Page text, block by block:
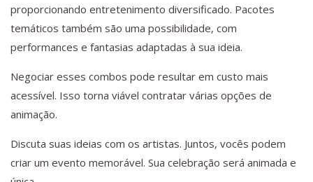
proporcionando entretenimento diversificado. Pacotes
temáticos também são uma possibilidade, com
performances e fantasias adaptadas à sua ideia.
Negociar esses combos pode resultar em custo mais
acessível. Isso torna viável contratar várias opções de
animação.
Discuta suas ideias com os artistas. Juntos, vocês podem
criar um evento memorável. Sua celebração será animada e